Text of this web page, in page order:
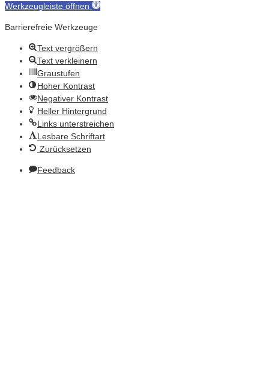
Werkzeugleiste öffnen
Barrierefreie Werkzeuge
Text vergrößern
Text verkleinern
Graustufen
Hoher Kontrast
Negativer Kontrast
Heller Hintergrund
Links unterstreichen
Lesbare Schriftart
Zurücksetzen
Feedback